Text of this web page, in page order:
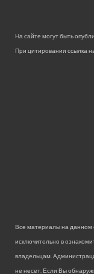
На сайте могут быть
При цитировании ссылка
Все материалы на данном
исключительно в
владельцам.
не несет. Если Вы